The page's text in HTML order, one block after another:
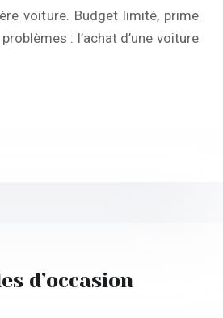
voiture. Budget limité, prime
: l’achat d’une voiture
d’occasion